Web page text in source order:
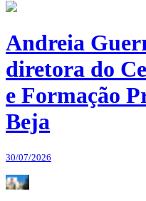
Andreia
diretora do
e Formação
Beja
30/07/2026